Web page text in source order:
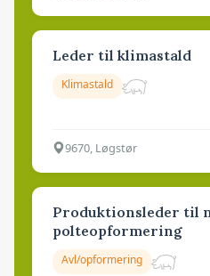
Leder til klimastald
Klimastald
9670, Løgstør
Produktionsleder til
polteopformering
Avl/opformering